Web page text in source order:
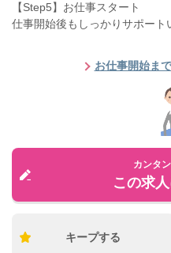
【Step5】お仕事スタート
仕事開始後もしっかりサポート
お仕事開始ま
カンタ
この求
キープする